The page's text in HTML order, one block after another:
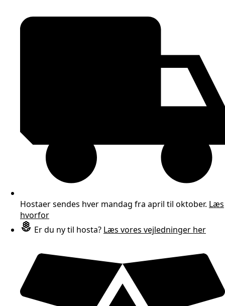
Hostaer sendes hver mandag fra april til oktober. Læs
hvorfor
Er du ny til hosta? Læs vores vejledninger her